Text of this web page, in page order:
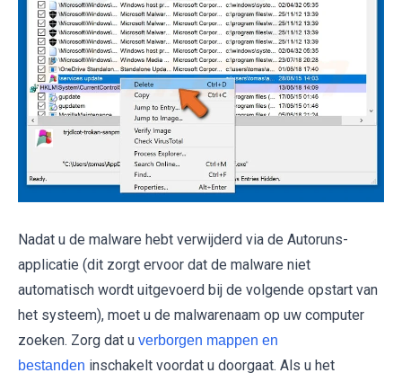
Nadat u de malware hebt verwijderd via de Autoruns-
applicatie (dit zorgt ervoor dat de malware niet
automatisch wordt uitgevoerd bij de volgende opstart van
het systeem), moet u de malwarenaam op uw computer
zoeken. Zorg dat u verborgen mappen en
bestanden inschakelt voordat u doorgaat. Als u het